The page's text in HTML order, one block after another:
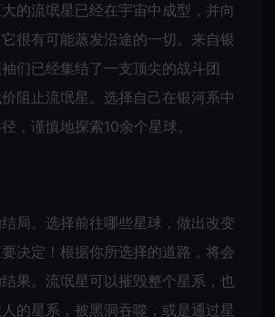
的流氓星已经在宇宙中成型，并向
很有可能蒸发沿途的一切。来自银
们已经集结了一支顶尖的战斗团
阻止流氓星。选择自己在银河系中
，谨慎地探索10余个星球。
局。选择前往哪些星球，做出改变
决定！根据你所选择的道路，将会
果。流氓星可以摧毁整个星系，也
的星系，被黑洞吞噬，或是通过星